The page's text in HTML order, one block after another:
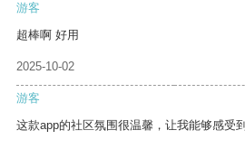
游客
超棒啊 好用
2025-10-02
游客
这款app的社区氛围很温馨，让我能够感受